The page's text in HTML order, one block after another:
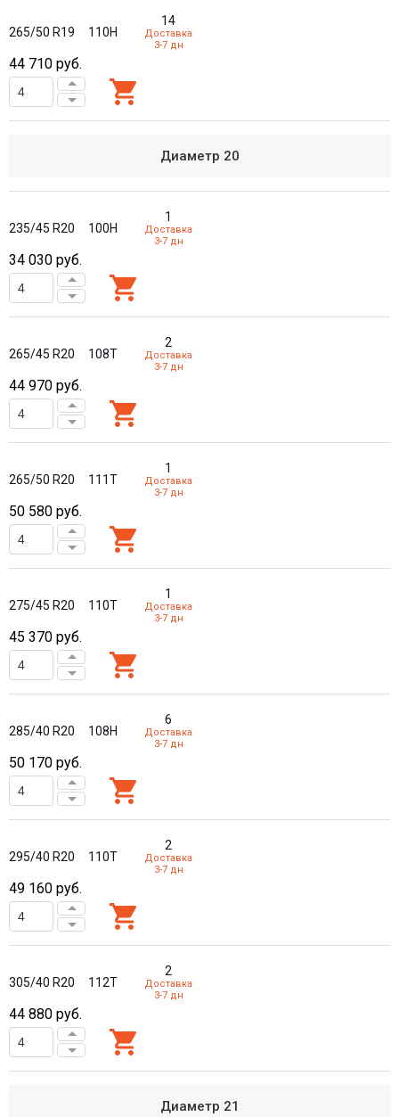
265/50 R19 110H
14
Доставка
3-7 дн
44 710 руб.
Диаметр 20
235/45 R20 100H
1
Доставка
3-7 дн
34 030 руб.
265/45 R20 108T
2
Доставка
3-7 дн
44 970 руб.
265/50 R20 111T
1
Доставка
3-7 дн
50 580 руб.
275/45 R20 110T
1
Доставка
3-7 дн
45 370 руб.
285/40 R20 108H
6
Доставка
3-7 дн
50 170 руб.
295/40 R20 110T
2
Доставка
3-7 дн
49 160 руб.
305/40 R20 112T
2
Доставка
3-7 дн
44 880 руб.
Диаметр 21